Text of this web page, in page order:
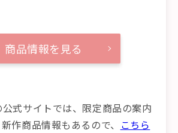
商品情報を見る
式サイトでは、限定商品の案内
作商品情報もあるので、 こちら